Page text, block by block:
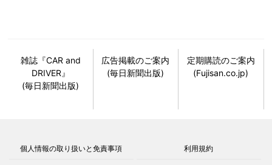
雑誌『CAR and
DRIVER』
(毎日新聞出版)
広告掲載のご案内
(毎日新聞出版)
定期購読のご案内
(Fujisan.co.jp)
個人情報の取り扱いと免責事項 利用規約